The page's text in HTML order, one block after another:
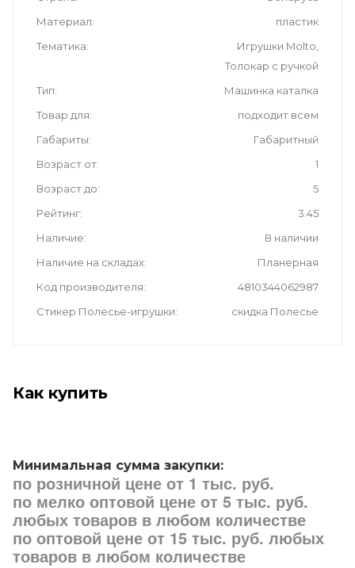
Материал
пластик
Тематика
Игрушки Molto,
Толокар с ручкой
Тип
Машинка каталка
Товар для
подходит всем
Габариты
Габаритный
Возраст от
1
Возраст до
5
Рейтинг
3.45
Наличие
В наличии
Наличие на складах
Планерная
Код производителя
4810344062987
Стикер Полесье-игрушки
скидка Полесье
Как купить
Минимальная сумма закупки:
по розничной цене от 1 тыс. руб.
по мелко оптовой цене от 5 тыс. руб.
любых товаров в любом количестве
по оптовой цене от 15 тыс. руб. любых
товаров в любом количестве